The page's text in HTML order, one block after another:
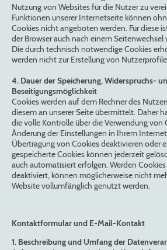
Nutzung von Websites für die Nutzer zu
Funktionen unserer Internetseite können
Cookies nicht angeboten werden. Für diese
der Browser auch nach einem
Die durch technisch notwendige Cookies
werden nicht zur Erstellung von
4. Dauer der Speicherung, Widerspruchs-
Beseitigungsmöglichkeit
Cookies werden auf dem Rechner des
diesem an unserer Seite übermittelt. Daher
die volle Kontrolle über die Verwendung von
Änderung der Einstellungen in Ihrem
Übertragung von Cookies deaktivieren oder
gespeicherte Cookies können jederzeit
auch automatisiert erfolgen. Werden
deaktiviert, können möglicherweise nicht
Website vollumfänglich genutzt werden.
Kontaktformular und E-Mail-Kontakt
1. Beschreibung und Umfang der